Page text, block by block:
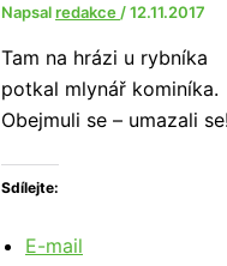
Napsalredakce /12.11.2017
Tam na hrázi u rybníka
potkal mlynář kominíka.
Obejmuli se – umazali se!
Sdílejte:
E-mail